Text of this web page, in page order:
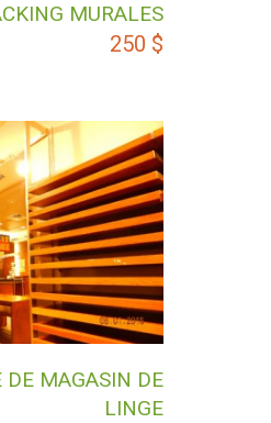
MURALES
250 $
DE MAGASIN DE
LINGE